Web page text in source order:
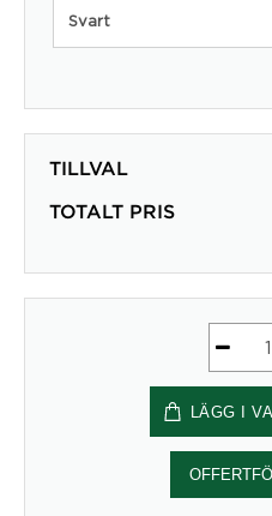
Svart
TILLVAL
TOTALT PRIS
Team
30
-
Toplux
LÄGG I